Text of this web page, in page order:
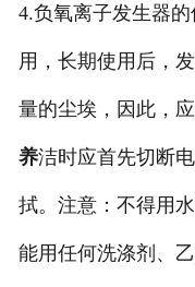
4.负氧离子发生器
用，长期使用后，
量的尘埃，因此，
养洁时应首先切断
拭。注意：不得用
能用任何洗涤剂、